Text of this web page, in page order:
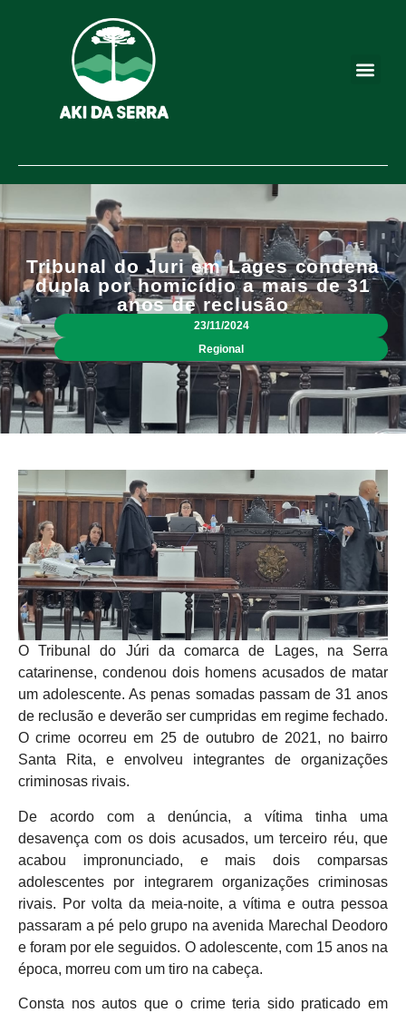
Tribunal do Juri em Lages condena
dupla por homicídio a mais de 31
anos de reclusão
23/11/2024
Regional
O Tribunal do Júri da comarca de Lages, na Serra
catarinense, condenou dois homens acusados de matar
um adolescente. As penas somadas passam de 31 anos
de reclusão e deverão ser cumpridas em regime fechado.
O crime ocorreu em 25 de outubro de 2021, no bairro
Santa Rita, e envolveu integrantes de organizações
criminosas rivais.
De acordo com a denúncia, a vítima tinha uma
desavença com os dois acusados, um terceiro réu, que
acabou impronunciado, e mais dois comparsas
adolescentes por integrarem organizações criminosas
rivais. Por volta da meia-noite, a vítima e outra pessoa
passaram a pé pelo grupo na avenida Marechal Deodoro
e foram por ele seguidos. O adolescente, com 15 anos na
época, morreu com um tiro na cabeça.
Consta nos autos que o crime teria sido praticado em